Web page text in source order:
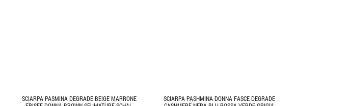
SCIARPA PASMINA DEGRADE BEIGE MARRONE
SCIARPA PASHMINA DONNA FASCE DEGRADE